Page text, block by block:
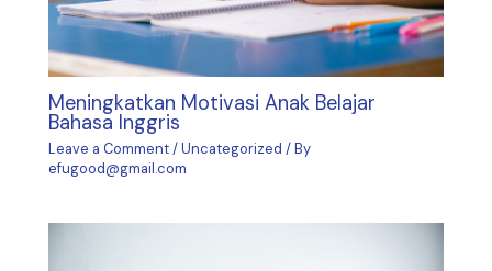
Meningkatkan Motivasi Anak Belajar
Bahasa Inggris
Leave a Comment/Uncategorized / By
efugood@gmail.com